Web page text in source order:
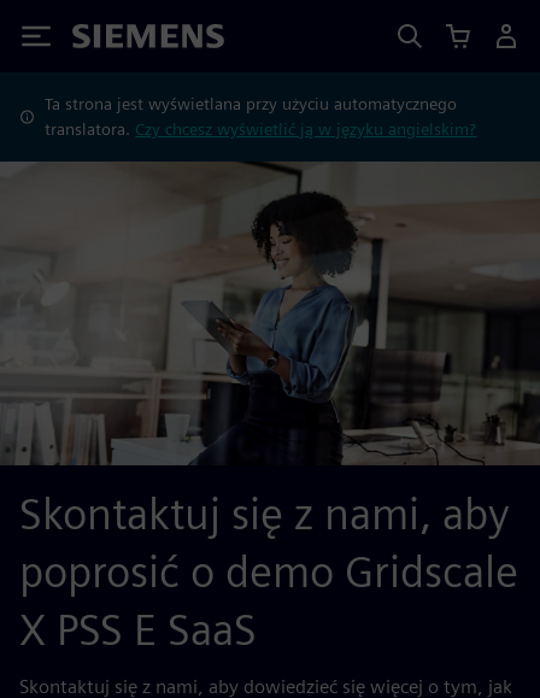
Siemens
Ta strona jest wyświetlana przy użyciu automatycznego
translatora. Czy chcesz wyświetlić ją w języku angielskim?
Skontaktuj się z nami, aby
poprosić o demo Gridscale
X PSS E SaaS
Skontaktuj się z nami, aby dowiedzieć się więcej o tym, jak